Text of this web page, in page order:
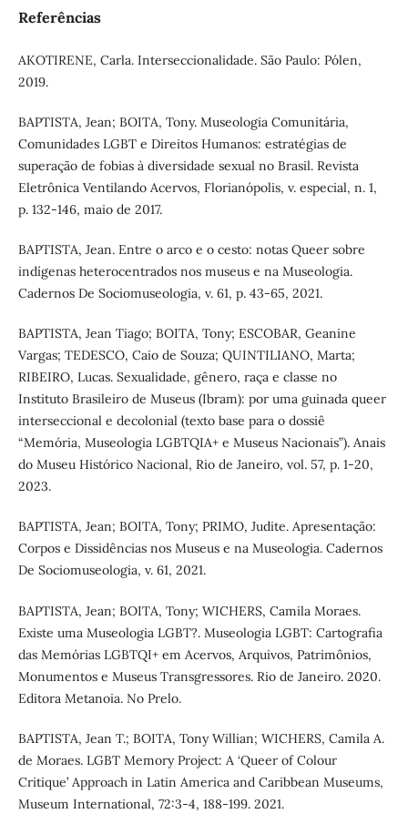
Referências
AKOTIRENE, Carla. Interseccionalidade. São Paulo: Pólen,
2019.
BAPTISTA, Jean; BOITA, Tony. Museologia Comunitária,
Comunidades LGBT e Direitos Humanos: estratégias de
superação de fobias à diversidade sexual no Brasil. Revista
Eletrônica Ventilando Acervos, Florianópolis, v. especial, n. 1,
p. 132-146, maio de 2017.
BAPTISTA, Jean. Entre o arco e o cesto: notas Queer sobre
indígenas heterocentrados nos museus e na Museologia.
Cadernos De Sociomuseologia, v. 61, p. 43-65, 2021.
BAPTISTA, Jean Tiago; BOITA, Tony; ESCOBAR, Geanine
Vargas; TEDESCO, Caio de Souza; QUINTILIANO, Marta;
RIBEIRO, Lucas. Sexualidade, gênero, raça e classe no
Instituto Brasileiro de Museus (Ibram): por uma guinada queer
interseccional e decolonial (texto base para o dossiê
“Memória, Museologia LGBTQIA+ e Museus Nacionais”). Anais
do Museu Histórico Nacional, Rio de Janeiro, vol. 57, p. 1-20,
2023.
BAPTISTA, Jean; BOITA, Tony; PRIMO, Judite. Apresentação:
Corpos e Dissidências nos Museus e na Museologia. Cadernos
De Sociomuseologia, v. 61, 2021.
BAPTISTA, Jean; BOITA, Tony; WICHERS, Camila Moraes.
Existe uma Museologia LGBT?. Museologia LGBT: Cartografia
das Memórias LGBTQI+ em Acervos, Arquivos, Patrimônios,
Monumentos e Museus Transgressores. Rio de Janeiro. 2020.
Editora Metanoia. No Prelo.
BAPTISTA, Jean T.; BOITA, Tony Willian; WICHERS, Camila A.
de Moraes. LGBT Memory Project: A ‘Queer of Colour
Critique’ Approach in Latin America and Caribbean Museums,
Museum International, 72:3-4, 188-199. 2021.